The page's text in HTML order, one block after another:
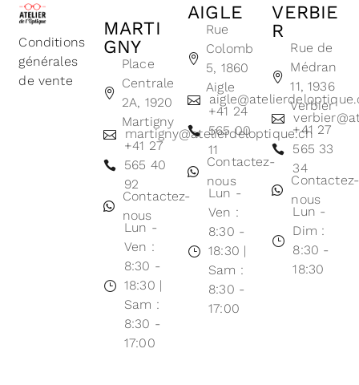
Conditions
générales
de vente
MARTI
GNY
Place
Centrale
2A, 1920
Martigny
martigny@atelierdeloptique.ch
+41 27
565 40
92
Contactez-
nous
Lun -
Ven :
8:30 -
18:30 |
Sam :
8:30 -
17:00
AIGLE
Rue
Colomb
5, 1860
Aigle
+41 24
565 00
11
Contactez-
nous
Lun -
Ven :
8:30 -
18:30 |
Sam :
8:30 -
17:00
VERBIE
R
Rue de
Médran
11, 1936
Verbier
+41 27
565 33
34
Contactez-
nous
Lun -
Dim :
8:30 -
18:30